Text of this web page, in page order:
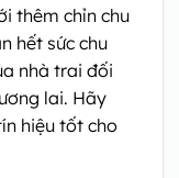
thêm chỉn chu
hết sức chu
nhà trai đối
lai. Hãy
hiệu tốt cho